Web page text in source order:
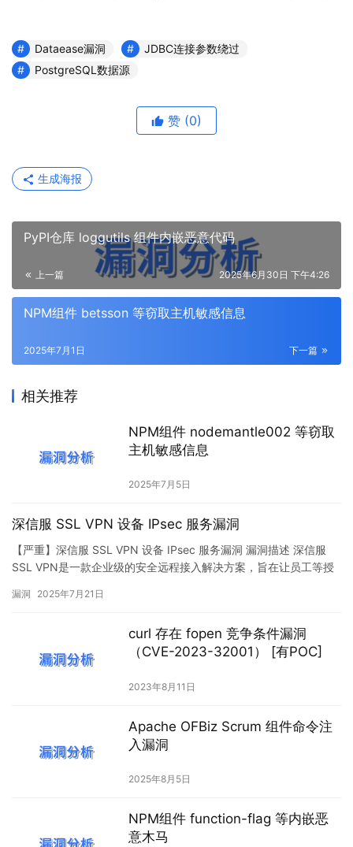
Dataease漏洞
JDBC连接参数绕过
PostgreSQL数据源
赞 (0)
生成海报
PyPI仓库 loggutils 组件内嵌恶意代码
上一篇 2025年6月30日 下午4:26
NPM组件 betsson 等窃取主机敏感信息
下一篇
2025年7月1日
相关推荐
NPM组件 nodemantle002 等窃取
主机敏感信息
2025年7月5日
深信服 SSL VPN 设备 IPsec 服务漏洞
【严重】深信服 SSL VPN 设备 IPsec 服务漏洞 漏洞描述 深信服
SSL VPN是一款企业级的安全远程接入解决方案，旨在让员工等授
务系统，ipsec vpn常用于不同网络区域之间的互联。深信服 SSL
造成敏感数据泄露或服…
漏洞 2025年7月21日
curl 存在 fopen 竞争条件漏洞
（CVE-2023-32001） [有POC]
2023年8月11日
Apache OFBiz Scrum 组件命令注
入漏洞
2025年8月5日
NPM组件 function-flag 等内嵌恶
意木马